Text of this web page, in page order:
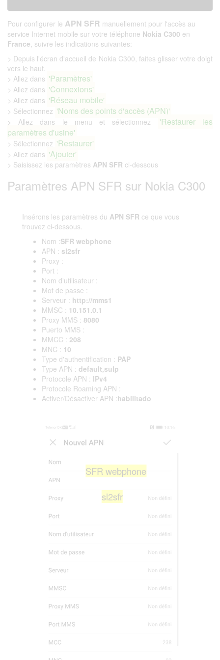
Pour configurer le APN SFR manuellement pour l'accès au
service Internet mobile sur votre téléphone Nokia C300 en
France, suivre les indications suivantes:
> Depuis l'écran d'accueil de Nokia C300, faites glisser votre doigt
vers le haut.
> Allez dans 'Paramètres'
> Allez dans 'Connexions'
> Allez dans 'Réseau mobile'
> Sélectionnez 'Noms des points d'accès (APN)'
> Allez dans le menu et sélectionnez
'Restaurer les
paramètres d'usine'
> Sélectionnez 'Restaurer'
> Allez dans 'Ajouter'
> Saisissez les paramètres APN SFR ci-dessous
Paramètres APN SFR sur Nokia C300
Insérons les paramètres du APN SFR ce que vous
trouvez ci-dessous.
Nom :SFR webphone
APN : sl2sfr
Proxy :
Port :
Nom d'utilisateur :
Mot de passe :
Serveur : http://mms1
MMSC : 10.151.0.1
Proxy MMS : 8080
Puerto MMS :
MMCC : 208
MNC : 10
Type d'authentification : PAP
Type APN : default,sulp
Protocole APN : IPv4
Protocole Roaming APN :
Activer/Désactiver APN :habilitado
sl2sfr
SFR webphone